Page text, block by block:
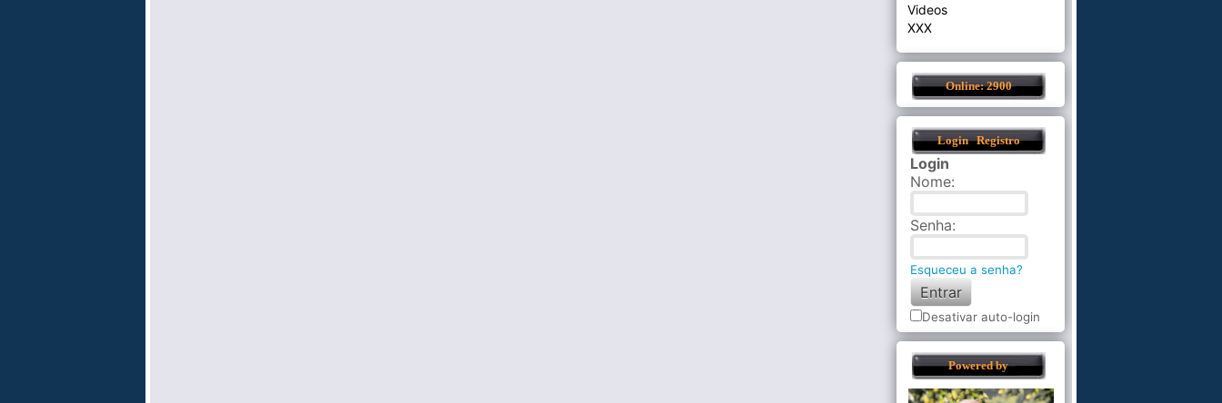
Videos
XXX
Online: 2900
Login Registro
Login
Nome:
Senha:
Esqueceu a senha?
Desativar auto-login
Powered by